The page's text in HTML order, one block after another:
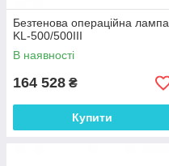
Безтенова операційна лампа
KL-500/500III
В наявності
164 528 ₴
Купити